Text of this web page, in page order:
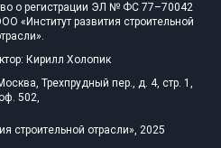
о регистрации ЭЛ № ФС 77–70042
«Институт развития строительной
Кирилл Холопик
Трехпрудный пер., д. 4, стр. 1,
оф. 502,
строительной отрасли», 2025